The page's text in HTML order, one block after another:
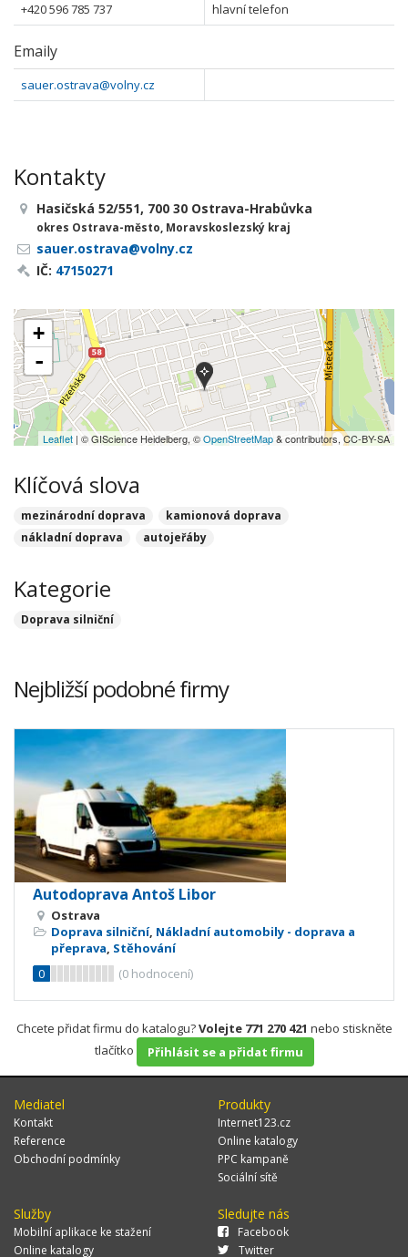
+420 596 785 737 hlavní telefon
Emaily
sauer.ostrava@volny.cz
Kontakty
Hasičská 52/551, 700 30 Ostrava-Hrabůvka
okres Ostrava-město, Moravskoslezský kraj
sauer.ostrava@volny.cz
IČ: 47150271
+
-
Leaflet | © GIScience Heidelberg, ©OpenStreetMap& contributors, CC-BY-SA
Klíčová slova
mezinárodní doprava
kamionová doprava
nákladní doprava
autojeřáby
Kategorie
Doprava silniční
Nejbližší podobné firmy
Autodoprava Antoš Libor
Ostrava
Doprava silniční, Nákladní automobily - doprava a
přeprava, Stěhování
0
(0 hodnocení)
Chcete přidat firmu do katalogu?Volejte 771 270 421 nebo stiskněte
tlačítko
Přihlásit se a přidat firmu
Mediatel
Kontakt
Reference
Obchodní podmínky
Produkty
Internet123.cz
Online katalogy
PPC kampaně
Sociální sítě
Služby
Mobilní aplikace ke stažení
Online katalogy
Sledujte nás
Facebook
Twitter